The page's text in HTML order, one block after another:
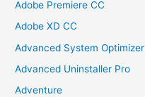
Adobe Premiere CC
Adobe XD CC
Advanced System Optimizer
Advanced Uninstaller Pro
Adventure